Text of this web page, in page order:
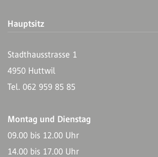
Hauptsitz
Stadthausstrasse 1
4950 Huttwil
Tel. 062 959 85 85
Montag und Dienstag
09.00 bis 12.00 Uhr
14.00 bis 17.00 Uhr